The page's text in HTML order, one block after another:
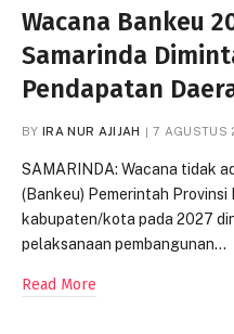
Wacana Bankeu
Samarinda
Pendapatan
BY IRA NUR AJIJAH 7 AGUSTUS
SAMARINDA: Wacana tidak
(Bankeu) Pemerintah
kabupaten/kota pada 2027
pelaksanaan pembangunan…
Read More